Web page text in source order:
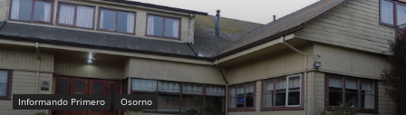
Informando Primero Osorno